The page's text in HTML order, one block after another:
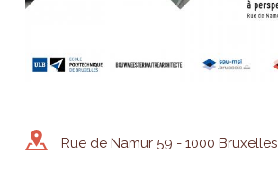
Rue de Namur 59 - 1000 Bruxelles